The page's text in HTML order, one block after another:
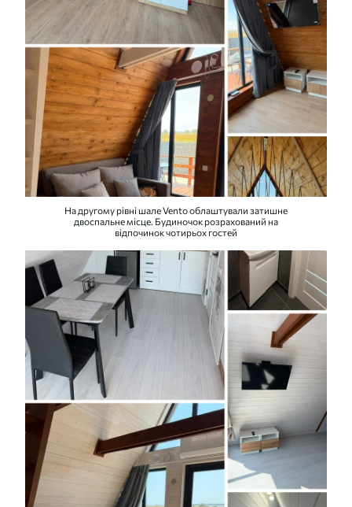
На другому рівні шале Vento облаштували затишне
двоспальне місце. Будиночок розрахований на
відпочинок чотирьох гостей